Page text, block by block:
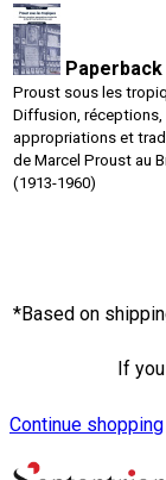
Paperback
Proust sous les
Diffusion, réceptions,
appropriations et
de Marcel Proust au
(1913-1960)
*Based on
If
Continue shopping